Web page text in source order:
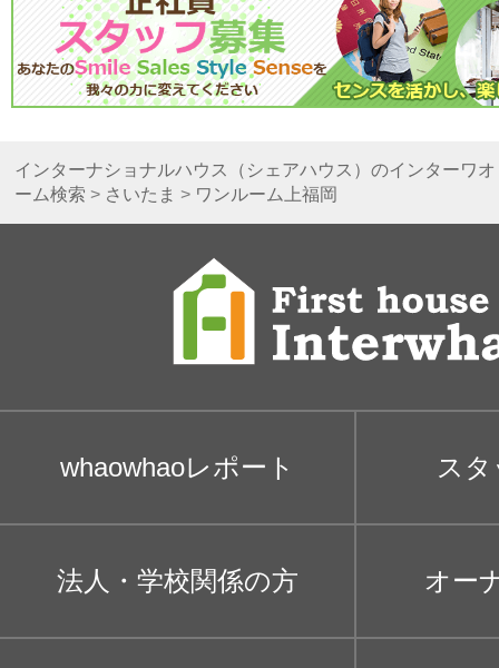
インターナショナルハウス（シェアハウス）のインターワオ
ーム検索 > さいたま > ワンルーム上福岡
whaowhaoレポート ス
法人・学校関係の方 オー